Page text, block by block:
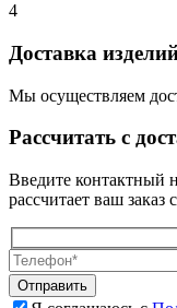
4
Доставка
Мы осуществляем
Рассчитать с
Введите контактный
рассчитает ваш заказ